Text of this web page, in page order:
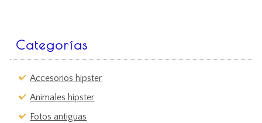
Categorías
Accesorios hipster
Animales hipster
Fotos antiguas